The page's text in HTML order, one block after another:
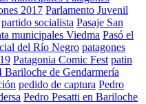
2017 Parlamento Juvenil
partido socialista Pasaje San
municipales Viedma Pasó el
del Río Negro patagones
Patagonia Comic Fest patin
de Gendarmería
pedido de captura Pedro
Pedro Pesatti en Bariloche